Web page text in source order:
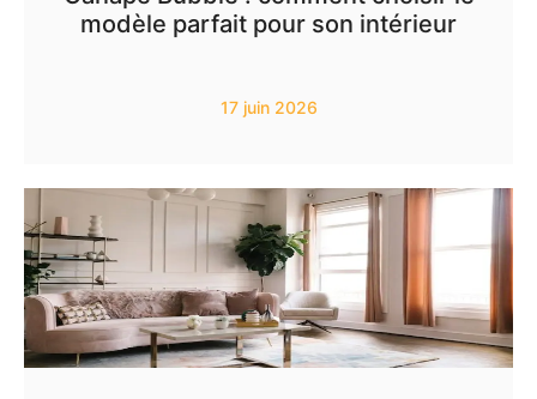
modèle parfait pour son intérieur
17 juin 2026